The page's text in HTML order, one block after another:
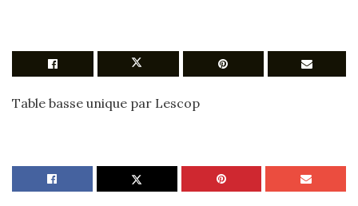
Table basse unique par Lescop